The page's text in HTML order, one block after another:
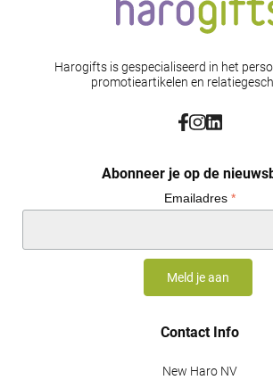
Harogifts is gespecialiseerd in het
promotieartikelen en
Abonneer je op de
Emailadres *
Contact Info
New Haro NV